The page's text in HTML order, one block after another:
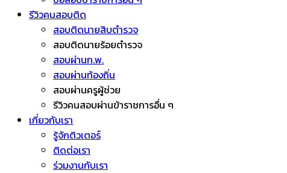
รีวิวคนสอบติด
สอบติดนายสิบตำรวจ
สอบติดนายร้อยตำรวจ
สอบผ่านก.พ.
สอบผ่านท้องถิ่น
สอบผ่านครูผู้ช่วย
รีวิวคนสอบผ่านข้าราชการอื่น ๆ
เกี่ยวกับเรา
รู้จักติวเตอร์
ติดต่อเรา
ร่วมงานกับเรา